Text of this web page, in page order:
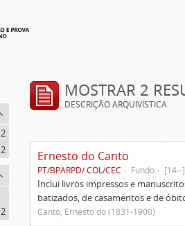
2
2
2
MOSTRAR 2
DESCRIÇÃO ARQUIVÍSTICA
Ernesto do Canto
PT/BPARPD/ COL/CEC Fundo [14--
Inclui livros impressos e
batizados, de casamentos e de
Canto, Ernesto do (1831-1900)